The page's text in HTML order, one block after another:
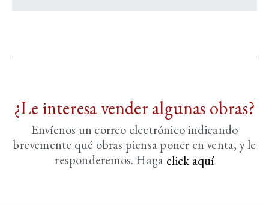
¿Le interesa vender algunas obras?
Envíenos un correo electrónico indicando
brevemente qué obras piensa poner en venta, y le
responderemos. Haga click aquí­